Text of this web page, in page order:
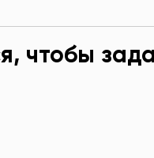
чтобы